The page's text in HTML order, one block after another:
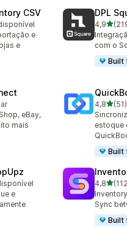
CSV
e
e
DPL
4,9de 5
219
com o
Built
eBay,
mais
4,8de 5(51)
51
estoque
Built
e
4,8de 5
112
Sync
Built